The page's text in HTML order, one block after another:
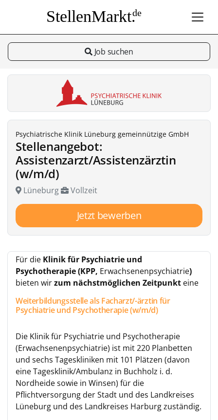
StellenMarkt.de
Job suchen
Psychiatrische Klinik Lüneburg gemeinnützige GmbH
Stellenangebot:
Assistenzarzt/Assistenzärztin
(w/m/d)
Lüneburg Vollzeit
Jetzt bewerben
Für die Klinik für Psychiatrie und
Psychotherapie (KPP, Erwachsenenpsychiatrie)
bieten wirzum nächstmöglichen Zeitpunkt eine
Weiterbildungsstelle als Facharzt/-ärztin für
Psychiatrie und Psychotherapie (w/m/d)
Die Klinik für Psychiatrie und Psychotherapie
(Erwachsenenpsychiatrie) ist mit 220 Planbetten
und sechs Tageskliniken mit 101 Plätzen (davon
eine Tagesklinik/Ambulanz in Buchholz i. d.
Nordheide sowie in Winsen) für die
Pflichtversorgung der Stadt und des Landkreises
Lüneburg und des Landkreises Harburg zuständig.